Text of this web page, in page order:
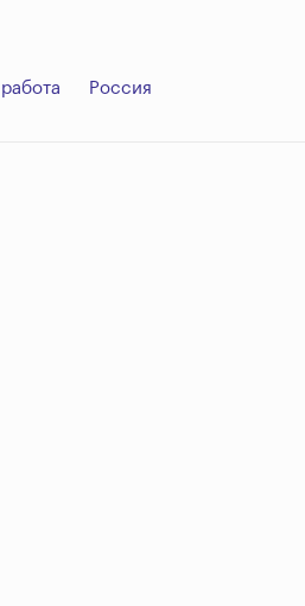
работа Россия